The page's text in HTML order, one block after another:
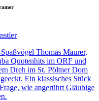
Thomas Maurer,
Quotenhits im ORF und
Dreh im St. Pöltner Dom
Ein klassisches Stück
wie angerührt Gläubige